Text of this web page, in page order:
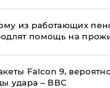
из работающих
помощь на
Falcon 9,
удара – ВВС